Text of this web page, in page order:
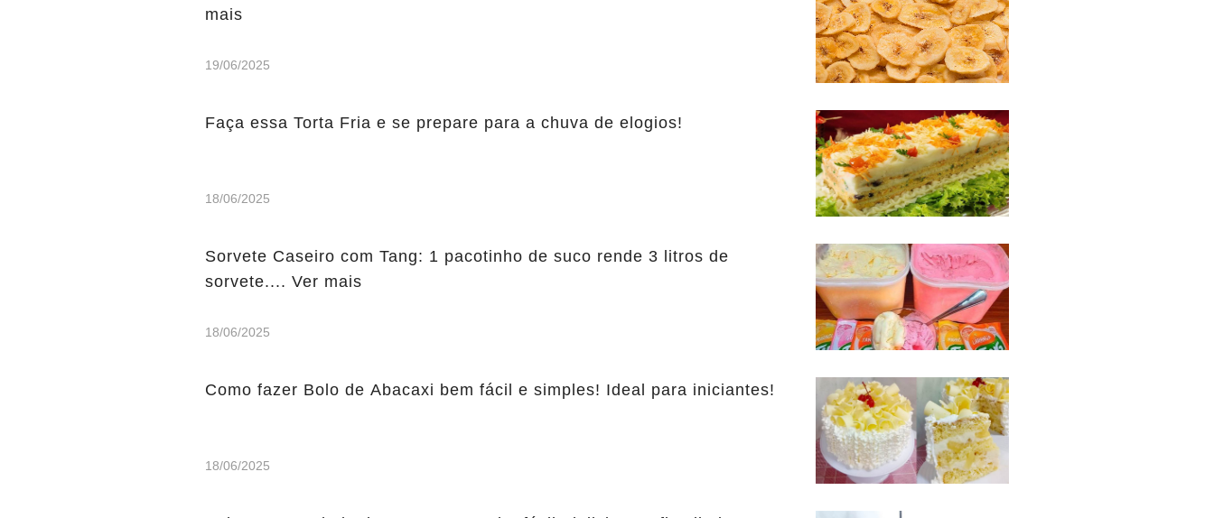
mais
19/06/2025
Faça essa Torta Fria e se prepare para a chuva de elogios!
18/06/2025
Sorvete Caseiro com Tang: 1 pacotinho de suco rende 3 litros de
sorvete.... Ver mais
18/06/2025
Como fazer Bolo de Abacaxi bem fácil e simples! Ideal para iniciantes!
18/06/2025